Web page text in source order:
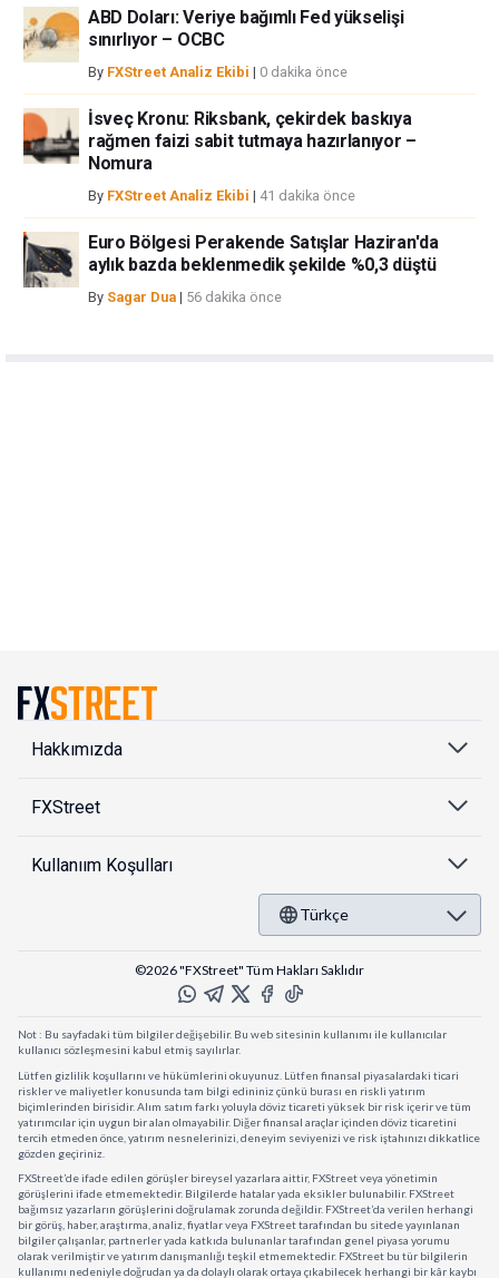
ABD Doları: Veriye bağımlı Fed yükselişi
sınırlıyor – OCBC
By FXStreet Analiz Ekibi | 0 dakika önce
İsveç Kronu: Riksbank, çekirdek baskıya
rağmen faizi sabit tutmaya hazırlanıyor –
Nomura
By FXStreet Analiz Ekibi | 41 dakika önce
Euro Bölgesi Perakende Satışlar Haziran'da
aylık bazda beklenmedik şekilde %0,3 düştü
By Sagar Dua | 56 dakika önce
Hakkımızda
FXStreet
Kullanıım Koşulları
Türkçe
©2026 "FXStreet" Tüm Hakları Saklıdır
Not : Bu sayfadaki tüm bilgiler değişebilir. Bu web sitesinin kullanımı ile kullanıcılar
kullanıcı sözleşmesini kabul etmiş sayılırlar.
Lütfen gizlilik koşullarını ve hükümlerini okuyunuz. Lütfen finansal piyasalardaki ticari
riskler ve maliyetler konusunda tam bilgi edininiz çünkü burası en riskli yatırım
biçimlerinden birisidir. Alım satım farkı yoluyla döviz ticareti yüksek bir risk içerir ve tüm
yatırımcılar için uygun bir alan olmayabilir. Diğer finansal araçlar içinden döviz ticaretini
tercih etmeden önce, yatırım nesnelerinizi, deneyim seviyenizi ve risk iştahınızı dikkatlice
gözden geçiriniz.
FXStreet’de ifade edilen görüşler bireysel yazarlara aittir, FXStreet veya yönetimin
görüşlerini ifade etmemektedir. Bilgilerde hatalar yada eksikler bulunabilir. FXStreet
bağımsız yazarların görüşlerini doğrulamak zorunda değildir. FXStreet’da verilen herhangi
bir görüş, haber, araştırma, analiz, fiyatlar veya FXStreet tarafından bu sitede yayınlanan
bilgiler çalışanlar, partnerler yada katkıda bulunanlar tarafından genel piyasa yorumu
olarak verilmiştir ve yatırım danışmanlığı teşkil etmemektedir. FXStreet bu tür bilgilerin
kullanımı nedeniyle doğrudan ya da dolaylı olarak ortaya çıkabilecek herhangi bir kâr kaybı